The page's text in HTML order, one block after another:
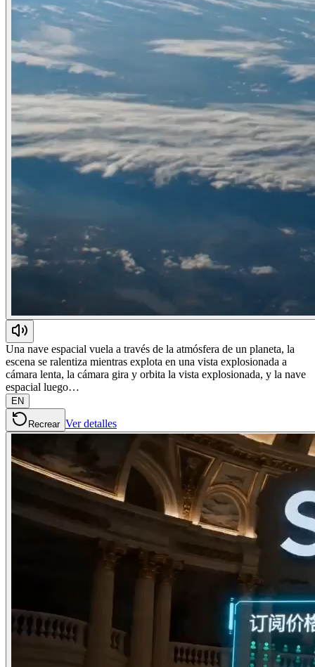
Una nave espacial vuela a través de la atmósfera de un planeta, la
escena se ralentiza mientras explota en una vista explosionada a
cámara lenta, la cámara gira y orbita la vista explosionada, y la nave
espacial luego…
EN
Recrear Ver detalles